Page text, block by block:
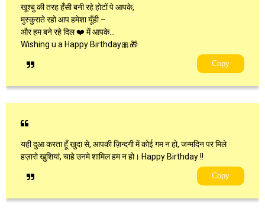
खूश्बु की तरह हँसी बनी रहे होटों पे आपके,
मुस्कुराते रहो आप हमेशा यूँही –
और हम बने रहे दिल ❤️ में आपके…
Wishing u a Happy Birthday🎀🎁
Copy
यही दुआ करता हूँ खुदा से, आपकी ज़िन्दगी में कोई गम न हो, जन्मदिन पर मिले
हज़ारो खुशियां, चाहे उनमे शामिल हम न हो। Happy Birthday !!
Copy